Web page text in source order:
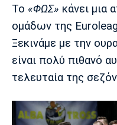
Europa League
Conference League
Διεθνή
Euro
Α Γυναικών
Champions League
Κύπελλο
EuroCup
Σπορ
Στίβος
Γυμναστική
Κολύμβηση
Auto-Moto
Αυτοκίνητο
Formula 1
Tech
Gaming
Plus
Αστέρας
Τρίπολης
Το «ΦΩΣ» κάνει μια
ομάδων της
Ξεκινάμε με την
είναι πολύ πιθανό
τελευταία της